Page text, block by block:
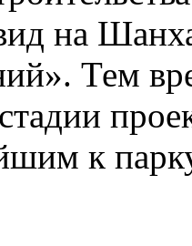
на
Тем
к